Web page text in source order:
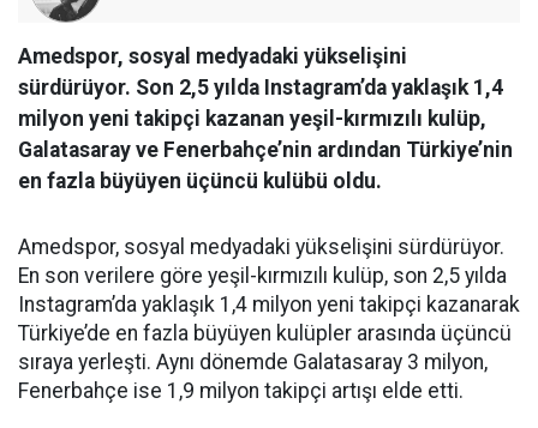
Amedspor, sosyal medyadaki yükselişini
sürdürüyor. Son 2,5 yılda Instagram’da yaklaşık 1,4
milyon yeni takipçi kazanan yeşil-kırmızılı kulüp,
Galatasaray ve Fenerbahçe’nin ardından Türkiye’nin
en fazla büyüyen üçüncü kulübü oldu.
Amedspor, sosyal medyadaki yükselişini sürdürüyor.
En son verilere göre yeşil-kırmızılı kulüp, son 2,5 yılda
Instagram’da yaklaşık 1,4 milyon yeni takipçi kazanarak
Türkiye’de en fazla büyüyen kulüpler arasında üçüncü
sıraya yerleşti. Aynı dönemde Galatasaray 3 milyon,
Fenerbahçe ise 1,9 milyon takipçi artışı elde etti.